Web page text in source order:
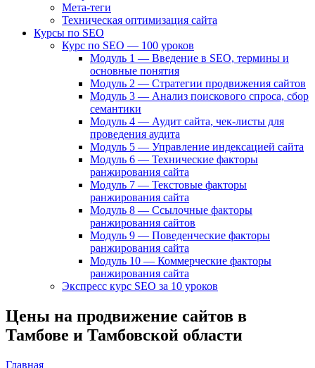
Мета-теги
Техническая оптимизация сайта
Курсы по SEO
Курс по SEO — 100 уроков
Модуль 1 — Введение в SEO, термины и
основные понятия
Модуль 2 — Стратегии продвижения сайтов
Модуль 3 — Анализ поискового спроса, сбор
семантики
Модуль 4 — Аудит сайта, чек-листы для
проведения аудита
Модуль 5 — Управление индексацией сайта
Модуль 6 — Технические факторы
ранжирования сайта
Модуль 7 — Текстовые факторы
ранжирования сайта
Модуль 8 — Ссылочные факторы
ранжирования сайтов
Модуль 9 — Поведенческие факторы
ранжирования сайта
Модуль 10 — Коммерческие факторы
ранжирования сайта
Экспресс курс SEO за 10 уроков
Цены на продвижение сайтов в
Тамбове и Тамбовской области
Главная